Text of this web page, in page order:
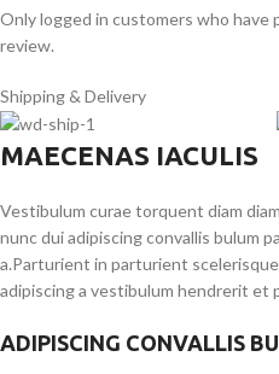
Only logged in customers who have
review.
Shipping & Delivery
MAECENAS IACULIS
Vestibulum curae torquent diam
nunc dui adipiscing convallis bulum
a.Parturient in parturient
adipiscing a vestibulum hendrerit et
ADIPISCING CONVALLIS